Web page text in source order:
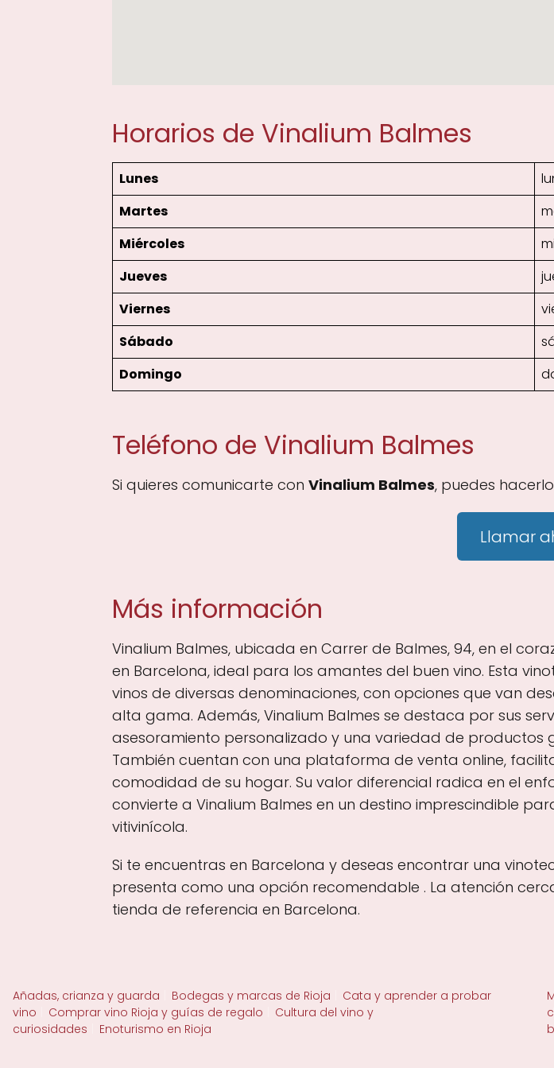
Horarios de Vinalium Balmes
Lunes
Martes
Miércoles
Jueves
Viernes
Sábado
Domingo
Teléfono de Vinalium Balmes
Si quieres comunicarte con Vinalium Balmes, puedes
Llamar
Más información
Vinalium Balmes, ubicada en Carrer de Balmes, 94, en el
en Barcelona, ideal para los amantes del buen vino. Esta
vinos de diversas denominaciones, con opciones que van
alta gama. Además, Vinalium Balmes se destaca por sus
asesoramiento personalizado y una variedad de productos
También cuentan con una plataforma de venta online,
comodidad de su hogar. Su valor diferencial radica en el
convierte a Vinalium Balmes en un destino imprescindible
vitivinícola.
Si te encuentras en Barcelona y deseas encontrar una
presenta como una opción recomendable . La atención
tienda de referencia en Barcelona.
Añadas, crianza y guarda Bodegas y marcas de Rioja
Cata y aprender a probar
vino
Comprar vino Rioja y guías de regalo
Cultura del vino y
curiosidades
Enoturismo en Rioja